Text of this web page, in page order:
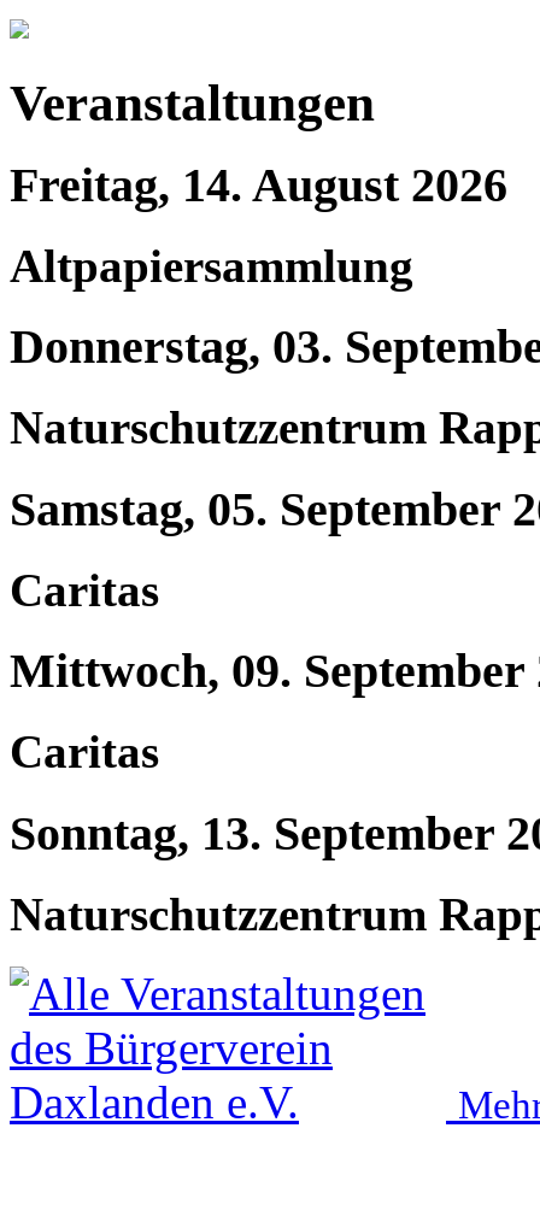
Veranstaltungen
Freitag, 14. August 2026
Altpapiersammlung
Donnerstag, 03.
Naturschutzzentrum
Samstag, 05. September
Caritas
Mittwoch, 09. September
Caritas
Sonntag, 13. September
Naturschutzzentrum